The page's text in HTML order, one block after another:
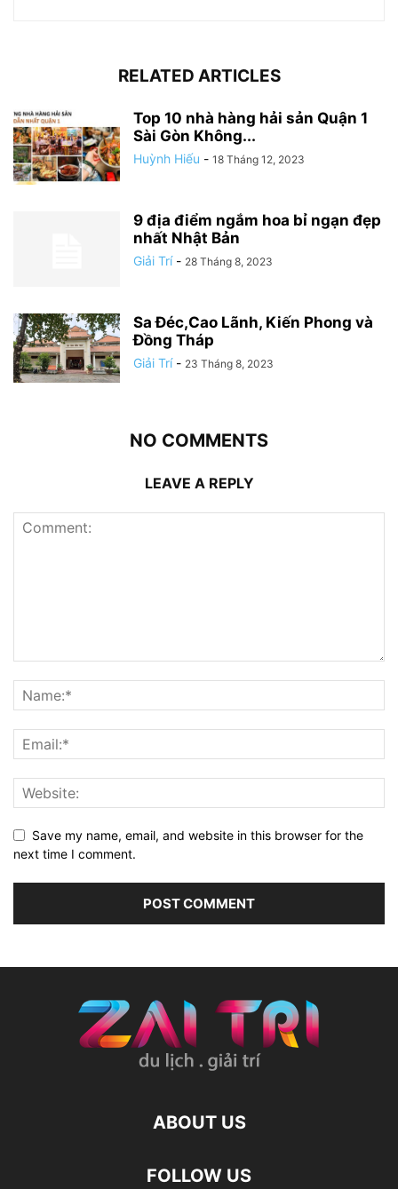
RELATED ARTICLES
Top 10 nhà hàng hải sản Quận 1
Sài Gòn Không...
Huỳnh Hiếu - 18 Tháng 12, 2023
9 địa điểm ngắm hoa bỉ ngạn đẹp
nhất Nhật Bản
Giải Trí - 28 Tháng 8, 2023
Sa Đéc,Cao Lãnh, Kiến Phong và
Đồng Tháp
Giải Trí - 23 Tháng 8, 2023
NO COMMENTS
LEAVE A REPLY
Save my name, email, and website in this browser for the
next time I comment.
ABOUT US
FOLLOW US